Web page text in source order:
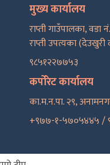
मुख्य कार्यालय
राप्ती गाउँपालका, वडा
राप्ती उपत्यका (देउखुरी
९८५१२२७७५३
कर्पोरेट कार्यालय
का.म.न.पा. २९,
+९७७-१-५७०५४४५ /